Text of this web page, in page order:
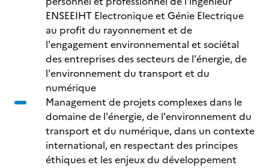
ENSEEIHT Electronique et Génie Electrique
au profit du rayonnement et de
l'engagement environnemental et sociétal
des entreprises des secteurs de l'énergie, de
l'environnement du transport et du
numérique
Management de projets complexes dans le
domaine de l'énergie, de l'environnement du
transport et du numérique, dans un contexte
international, en respectant des principes
éthiques et les enjeux du développement